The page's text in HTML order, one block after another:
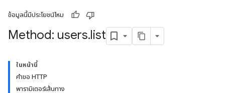
ข้อมูลนี้มีประโยชน์ไหม
Method: users.list
ในหน้านี้
คำขอ HTTP
พารามิเตอร์เส้นทาง